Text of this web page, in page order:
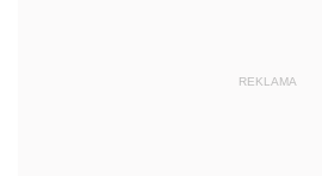
REKLAMA